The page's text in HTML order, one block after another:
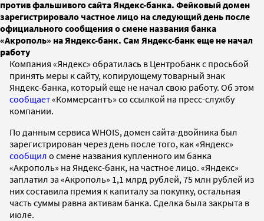
против фальшивого сайта Яндекс-банка. Фейковый домен
зарегистрировало частное лицо на следующий день после
официального сообщения о смене названия банка
«Акрополь» на Яндекс-банк. Сам Яндекс-банк еще не начал
работу
Компания «Яндекс» обратилась в Центробанк с просьбой
принять меры к сайту, копирующему товарный знак
Яндекс-банка, который еще не начал свою работу. Об этом
сообщает«Коммерсантъ» со ссылкой на пресс-службу
компании.
По данным сервиса WHOIS, домен сайта-двойника был
зарегистрирован через день после того, как «Яндекс»
сообщил о смене названия купленного им банка
«Акрополь» на Яндекс-банк, на частное лицо. «Яндекс»
заплатил за «Акрополь» 1,1 млрд рублей, 75 млн рублей из
них составила премия к капиталу за покупку, остальная
часть суммы равна активам банка. Сделка была закрыта в
июле.